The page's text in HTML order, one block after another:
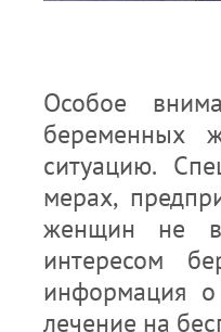
Особое
беременных
ситуацию.
мерах,
женщин не
интересом
информация о
лечение на